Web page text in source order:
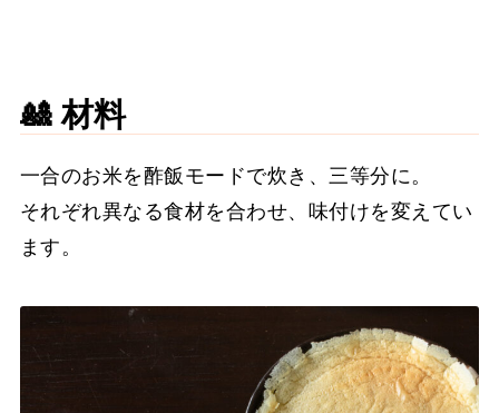
🎎 材料
一合のお米を酢飯モードで炊き、三等分に。
それぞれ異なる食材を合わせ、味付けを変えてい
ます。